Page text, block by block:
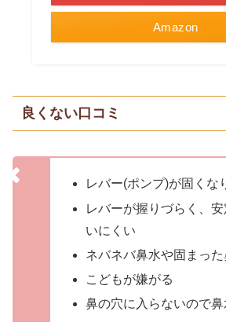
Amazon
良くない口コミ
レバー(ポンプ)が固くな
レバーが握りづらく、
いにくい
ネバネバ鼻水や固まっ
こどもが嫌がる
鼻の穴に入らないので